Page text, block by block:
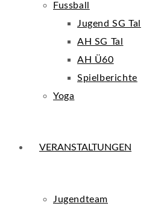
Fussball
Jugend SG Tal
AH SG Tal
AH Ü60
Spielberichte
Yoga
VERANSTALTUNGEN
Jugendteam